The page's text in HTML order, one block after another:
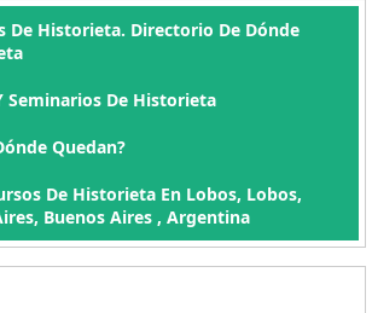
De Historieta. Directorio De Dónde
Seminarios De Historieta
Quedan?
De Historieta En Lobos, Lobos,
Buenos Aires , Argentina